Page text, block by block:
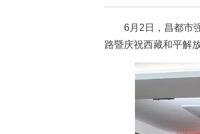
6月2日，昌都市强
路暨庆祝西藏和平解